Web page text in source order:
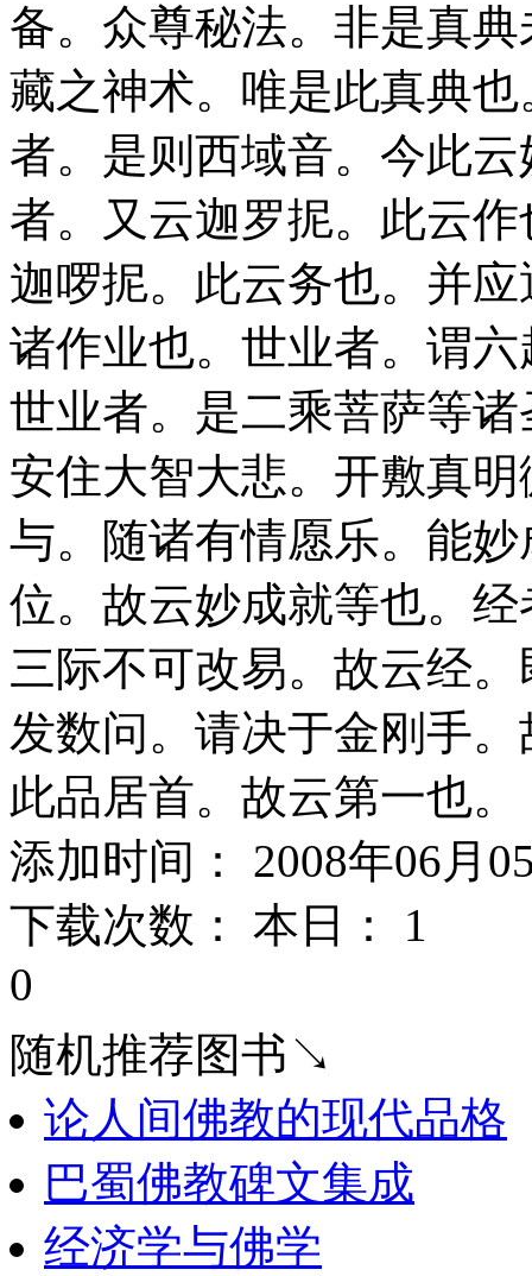
备。众尊秘法。非是真
藏之神术。唯是此真典
者。是则西域音。今此
者。又云迦罗抳。此云
迦啰抳。此云务也。并
诸作业也。世业者。谓
世业者。是二乘菩萨等
安住大智大悲。开敷真
与。随诸有情愿乐。能
位。故云妙成就等也。
三际不可改易。故云经
发数问。请决于金刚手
此品居首。故云第一也。
添加时间： 2008年06月
下载次数： 本日： 1
0
随机推荐图书↘
论人间佛教的现代品格
巴蜀佛教碑文集成
经济学与佛学